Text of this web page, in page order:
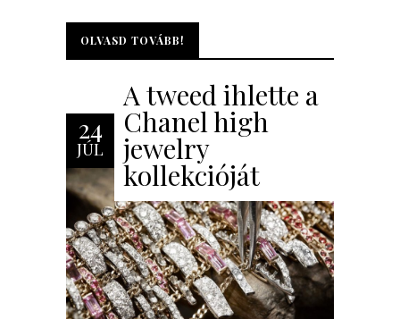
OLVASD TOVÁBB!
OLVASD TOVÁBB!
24
JÚL
A tweed ihlette a
Chanel high
jewelry
kollekcióját